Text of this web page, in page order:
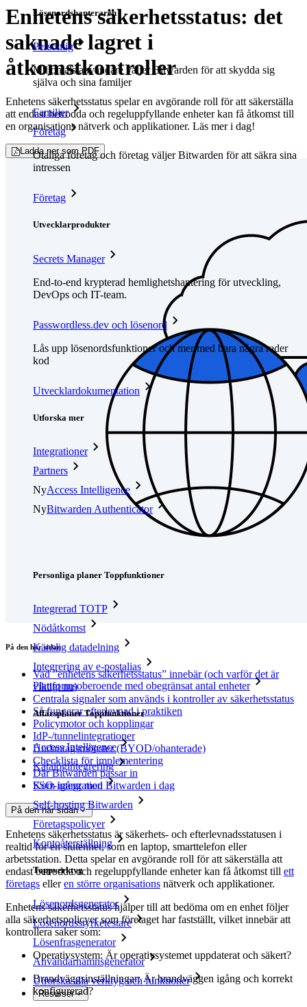
Lösenordshanteraren
Personlig
Miljontals användare väljer Bitwarden för att skydda sig
själva och sina familjer
Familjer
Företag
Otaliga företag och företag väljer Bitwarden för att säkra sina
intressen
Företag
Utvecklarprodukter
Secrets Manager
End-to-end krypterad hemlighetshantering för utveckling,
DevOps och IT-team.
Passwordless.dev och lösenord
Lås upp lösenordsfunktioner och mer med bara några rader
kod
Utvecklardokumentation
Utforska mer
Integrationer
Partners
NyAccess Intelligence
NyBitwarden Authenticator
Personliga planer Toppfunktioner
Integrerad TOTP
Nödåtkomst
Känslig datadelning
Integrering av e-postalias
Plattformsoberoende med obegränsat antal enheter
Affärsplaner Toppfunktioner
Access Intelligence
Katalogintegrering
SSO-integration
Self-hosting Bitwarden
Företagspolicyer
Kontoåterställning
Toppverktyg
Lösenordsgenerator
Lösenordsstyrketestare
Lösenfrasgenerator
Användarnamnsgenerator
Utforska alla verktyg och funktioner
Resurser
Enhetens säkerhetsstatus: det
saknade lagret i
åtkomstkontroller
Enhetens säkerhetsstatus spelar en avgörande roll för att säkerställa
att endast betrodda och regeluppfyllande enheter kan få åtkomst till
en organisations nätverk och applikationer. Läs mer i dag!
Ladda ner som PDF
På den här sidan
Vad ”enhetens säkerhetsstatus” innebär (och varför det är
viktigt nu)
Centrala signaler som används i kontroller av säkerhetsstatus
Så fungerar efterlevnad i praktiken
Policymotor och kopplingar
IdP-/tunnelintegrationer
Undantagsmönster (BYOD/ohanterade)
Checklista för implementering
Där Bitwarden passar in
Kom igång med Bitwarden i dag
På den här sidan
Enhetens säkerhetsstatus är säkerhets- och efterlevnadsstatusen i
realtid för en slutenhet, som en laptop, smarttelefon eller
arbetsstation. Detta spelar en avgörande roll för att säkerställa att
endast betrodda och regeluppfyllande enheter kan få åtkomst till ett
företags elleren större organisations nätverk och applikationer.
Enhetens säkerhetsstatus hjälper till att bedöma om en enhet följer
alla säkerhetspolicyer som företaget har fastställt, vilket innebär att
kontrollera saker som:
Operativsystem: Är operativsystemet uppdaterat och säkert?
Brandväggsinställningar: Är brandväggen igång och korrekt
konfigurerad?